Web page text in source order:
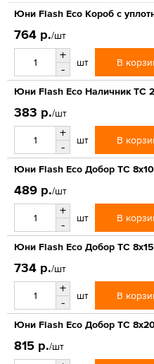
Юни Flash Eco Короб с
764 р./шт
+
-
шт В
Юни Flash Eco Наличник ТС
383 р./шт
+
-
шт В
Юни Flash Eco Добор ТС
489 р./шт
+
-
шт В
Юни Flash Eco Добор ТС
734 р./шт
+
-
шт В
Юни Flash Eco Добор ТС
815 р./шт